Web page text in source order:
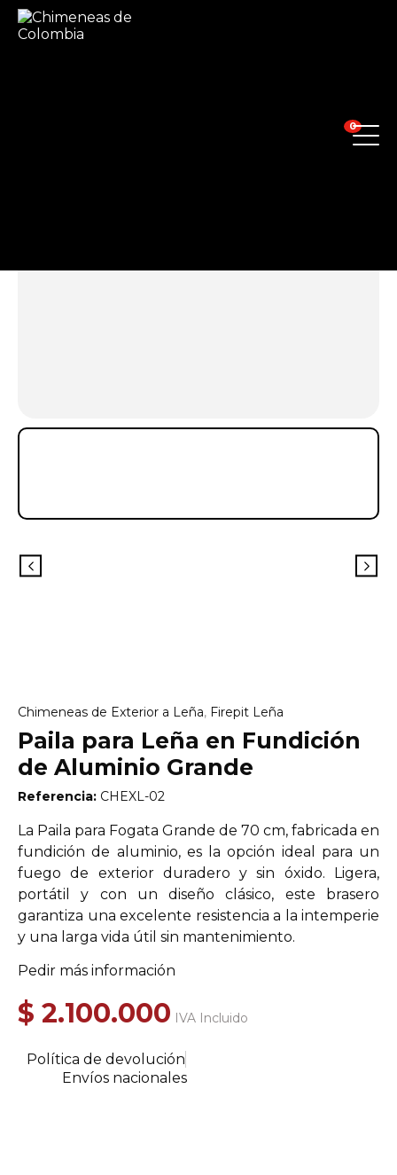
0
Chimeneas de Exterior a Leña, Firepit Leña
Paila para Leña en Fundición
de Aluminio Grande
Referencia: CHEXL-02
La Paila para Fogata Grande de 70 cm, fabricada en
fundición de aluminio, es la opción ideal para un
fuego de exterior duradero y sin óxido. Ligera,
portátil y con un diseño clásico, este brasero
garantiza una excelente resistencia a la intemperie
y una larga vida útil sin mantenimiento.
Pedir más información
$ 2.100.000 IVA Incluido
Política de devolución
Envíos nacionales